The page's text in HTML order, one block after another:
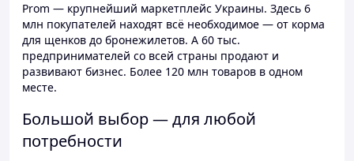
Prom — крупнейший маркетплейс Украины. Здесь 6
млн покупателей находят всё необходимое — от корма
для щенков до бронежилетов. А 60 тыс.
предпринимателей со всей страны продают и
развивают бизнес. Более 120 млн товаров в одном
месте.
Большой выбор — для любой
потребности